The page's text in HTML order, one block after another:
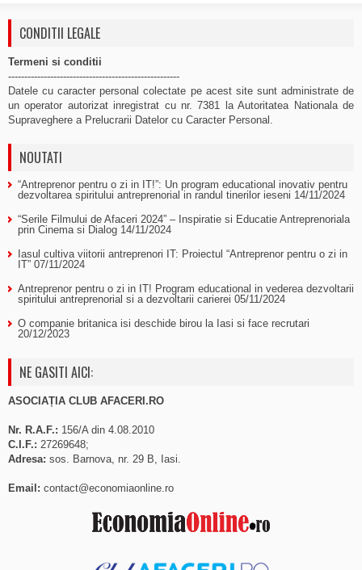
CONDITII LEGALE
Termeni si conditii
-----------------------------------------------------
Datele cu caracter personal colectate pe acest site sunt administrate de
un operator autorizat inregistrat cu nr. 7381 la Autoritatea Nationala de
Supraveghere a Prelucrarii Datelor cu Caracter Personal.
NOUTATI
“Antreprenor pentru o zi in IT!”: Un program educational inovativ pentru
dezvoltarea spiritului antreprenorial in randul tinerilor ieseni 14/11/2024
“Serile Filmului de Afaceri 2024” – Inspiratie si Educatie Antreprenoriala
prin Cinema si Dialog 14/11/2024
Iasul cultiva viitorii antreprenori IT: Proiectul “Antreprenor pentru o zi in
IT” 07/11/2024
Antreprenor pentru o zi in IT! Program educational in vederea dezvoltarii
spiritului antreprenorial si a dezvoltarii carierei 05/11/2024
O companie britanica isi deschide birou la Iasi si face recrutari
20/12/2023
NE GASITI AICI:
ASOCIAȚIA CLUB AFACERI.RO
Nr. R.A.F.: 156/A din 4.08.2010
C.I.F.: 27269648;
Adresa: sos. Barnova, nr. 29 B, Iasi.
Email: contact@economiaonline.ro